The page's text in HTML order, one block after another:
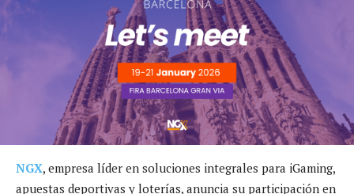
NGX, empresa líder en soluciones integrales para iGaming,
apuestas deportivas y loterías, anuncia su participación en